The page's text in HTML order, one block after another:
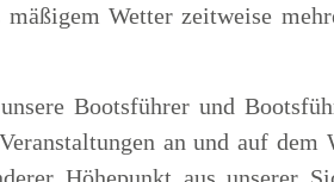
Wetter zeitweise
Bootsführer und
an und auf dem